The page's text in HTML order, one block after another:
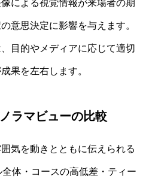
による視覚情報が来場者の期
意思決定に影響を与えます。
目的やメディアに応じて適切
果を左右します。
ラマビューの比較
気を動きとともに伝えられる
体・コースの高低差・ティー